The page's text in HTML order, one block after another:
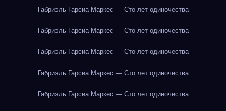
Габриэль Гарсиа Маркес — Сто лет одиночества
Габриэль Гарсиа Маркес — Сто лет одиночества
Габриэль Гарсиа Маркес — Сто лет одиночества
Габриэль Гарсиа Маркес — Сто лет одиночества
Габриэль Гарсиа Маркес — Сто лет одиночества